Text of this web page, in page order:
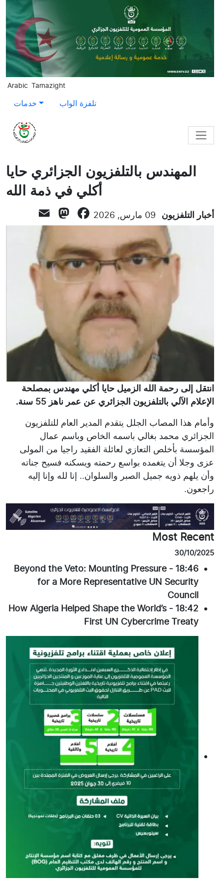
Skip to main content
Arabic Tamazight
خدمات تلفزة الواب
المهندس بالتلفزيون الجزائري حايا
أكلي في ذمة الله
أخبار التلفزيون 09 مارس, 2026 Facebook
انتقل إلى رحمة الله الزميل حايا أكلي مهندس بمصلحة
الإعلام الآلي بالتلفزيون الجزائري عن عمر ناهز 55 سنة.
وأمام هذا المصاب الجلل يتقدم المدير العام للتلفزيون
الجزائري محمد بغالي باسمه الخاص وباسم عمال
المؤسسة بأخلص التعازي لعائلة الفقيد راجيا من المولى
عزى وجلا أن يتغمده بواسع رحمته ويسكنه فسيح جناته
وأن يلهم ذويه جميل الصبر والسلوان.. إنا لله وإنا إليه
راجعون.
Most Recent
30/10/2025
18:46
-
Beyond the Veto: Mounting Pressure
for a More Representative UN Security
Council
18:42
-
How Algeria Helped Shape the World’s
First UN Cybercrime Treaty